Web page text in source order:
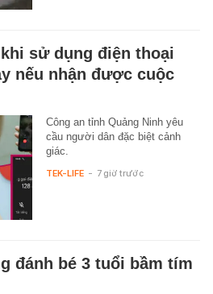
sử dụng điện thoại
nếu nhận được cuộc
Công an tỉnh Quảng Ninh yêu
cầu người dân đặc biệt cảnh
giác.
TEK-LIFE - 7 giờ trước
đánh bé 3 tuổi bầm tím